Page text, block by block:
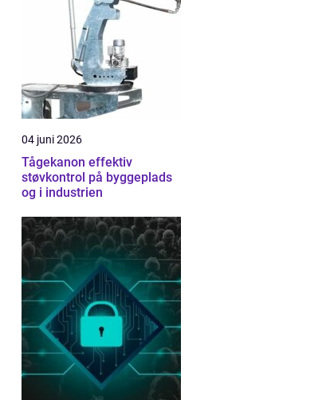
04 juni 2026
Tågekanon effektiv
støvkontrol på byggeplads
og i industrien